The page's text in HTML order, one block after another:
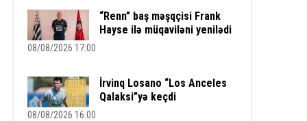
“Renn” baş məşqçisi Frank
Hayse ilə müqaviləni yenilədi
08/08/2026 17:00
İrvinq Losano “Los Anceles
Qalaksi”yə keçdi
08/08/2026 16:00